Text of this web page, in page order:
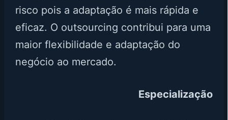
risco pois a adaptação é mais rápida e
eficaz. O outsourcing contribui para uma
maior flexibilidade e adaptação do
negócio ao mercado.
Especialização